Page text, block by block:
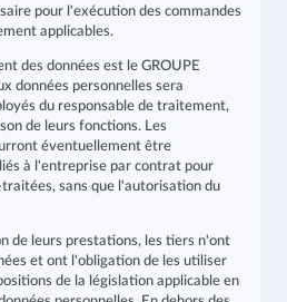
pour l'exécution des commandes
applicables.
des données est le GROUPE
données personnelles sera
du responsable de traitement,
de leurs fonctions. Les
éventuellement être
à l'entreprise par contrat pour
sans que l'autorisation du
de leurs prestations, les tiers n'ont
et ont l'obligation de les utiliser
de la législation applicable en